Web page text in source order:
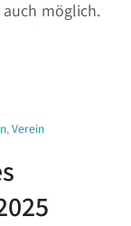
möglich.
,Verein